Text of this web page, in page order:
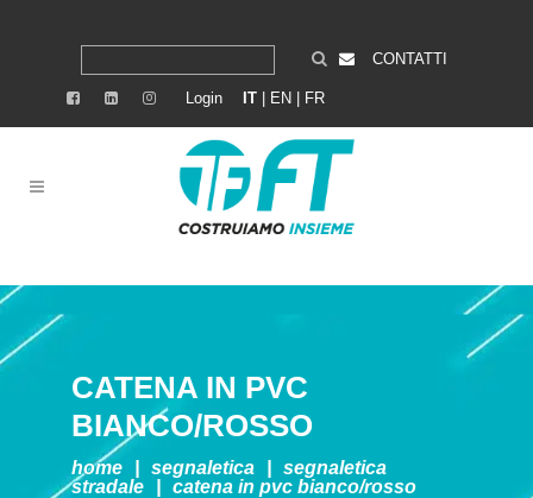
CONTATTI
Login IT EN FR
CATENA IN PVC
BIANCO/ROSSO
home segnaletica
segnaletica
stradale
catena in pvc bianco/rosso